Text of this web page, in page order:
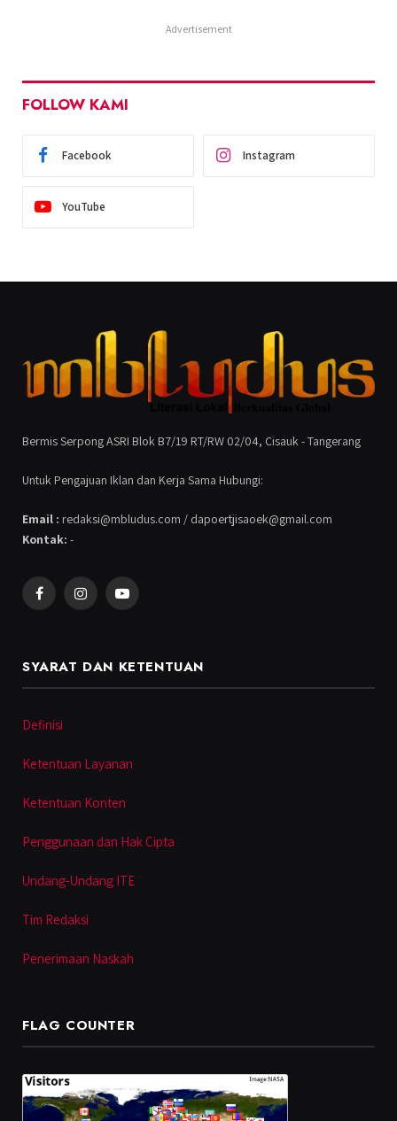
Advertisement
FOLLOW KAMI
Facebook Instagram
YouTube
Bermis Serpong ASRI Blok B7/19 RT/RW 02/04, Cisauk - Tangerang
Untuk Pengajuan Iklan dan Kerja Sama Hubungi:
Email : redaksi@mbludus.com / dapoertjisaoek@gmail.com
Kontak: -
FacebookInstagramYouTube
SYARAT DAN KETENTUAN
Definisi
Ketentuan Layanan
Ketentuan Konten
Penggunaan dan Hak Cipta
Undang-Undang ITE
Tim Redaksi
Penerimaan Naskah
FLAG COUNTER